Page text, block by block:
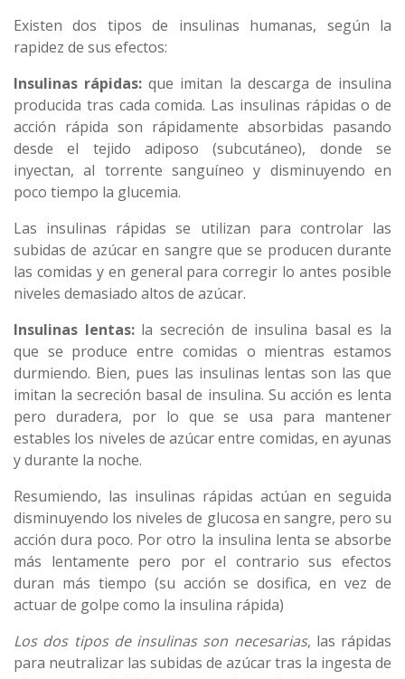
Existen dos tipos de insulinas humanas, según la
rapidez de sus efectos:
Insulinas rápidas: que imitan la descarga de insulina
producida tras cada comida. Las insulinas rápidas o de
acción rápida son rápidamente absorbidas pasando
desde el tejido adiposo (subcutáneo), donde se
inyectan, al torrente sanguíneo y disminuyendo en
poco tiempo la glucemia.
Las insulinas rápidas se utilizan para controlar las
subidas de azúcar en sangre que se producen durante
las comidas y en general para corregir lo antes posible
niveles demasiado altos de azúcar.
Insulinas lentas:la secreción de insulina basal es la
que se produce entre comidas o mientras estamos
durmiendo. Bien, pues las insulinas lentas son las que
imitan la secreción basal de insulina. Su acción es lenta
pero duradera, por lo que se usa para mantener
estables los niveles de azúcar entre comidas, en ayunas
y durante la noche.
Resumiendo, las insulinas rápidas actúan en seguida
disminuyendo los niveles de glucosa en sangre, pero su
acción dura poco. Por otro la insulina lenta se absorbe
más lentamente pero por el contrario sus efectos
duran más tiempo (su acción se dosifica, en vez de
actuar de golpe como la insulina rápida)
Los dos tipos de insulinas son necesarias, las rápidas
para neutralizar las subidas de azúcar tras la ingesta de